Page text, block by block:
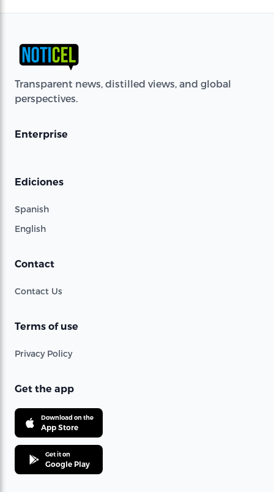
Transparent news, distilled views, and global
perspectives.
Enterprise
Ediciones
Spanish
English
Contact
Contact Us
Terms of use
Privacy Policy
Get the app
Download on the
App Store
Get it on
Google Play